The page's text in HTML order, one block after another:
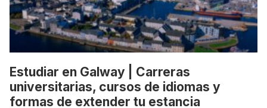
Estudiar en Galway | Carreras
universitarias, cursos de idiomas y
formas de extender tu estancia